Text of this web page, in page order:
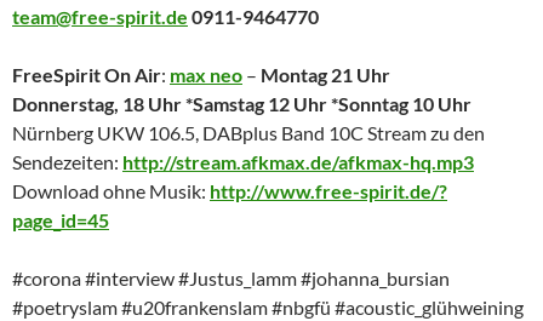
team@free-spirit.de 0911-9464770
FreeSpirit On Air: max neo – Montag 21 Uhr
Donnerstag, 18 Uhr *Samstag 12 Uhr *Sonntag 10 Uhr
Nürnberg UKW 106.5, DABplus Band 10C Stream zu den
Sendezeiten: http://stream.afkmax.de/afkmax-hq.mp3
Download ohne Musik: http://www.free-spirit.de/?
page_id=45
#corona #interview #Justus_lamm #johanna_bursian
#poetryslam #u20frankenslam #nbgfü #acoustic_glühweining